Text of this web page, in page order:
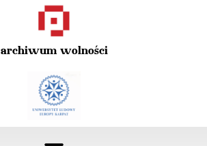
archiwum wolności